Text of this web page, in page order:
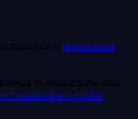
с правилами
использовать наш
coоkie